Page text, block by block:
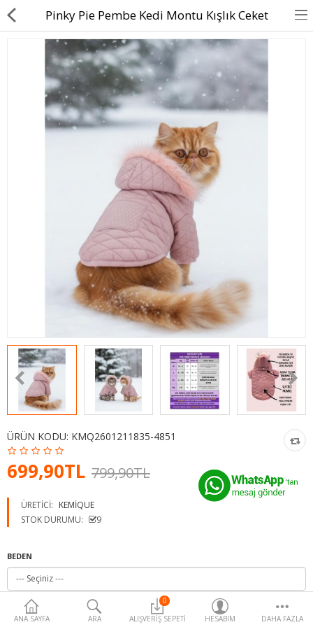
BASINDA BİZ
KÖPEKLER İÇİN
BEDEN YARDIMI
A. Listem (0)
ANA SAYFA ARA
0
ALIŞVERIŞ SEPETI
HESABIM DAHA FAZLA
Pinky Pie Pembe Kedi Montu Kışlık Ceket
ÜRÜN KODU: KMQ2601211835-4851
699,90TL 799,90TL
ÜRETICI: KEMIQUE
STOK DURUMU:
9
BEDEN